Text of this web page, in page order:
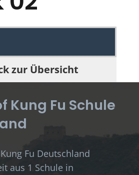
zur Übersicht
Kung Fu Schule
Fu Deutschland
aus 1 Schule in